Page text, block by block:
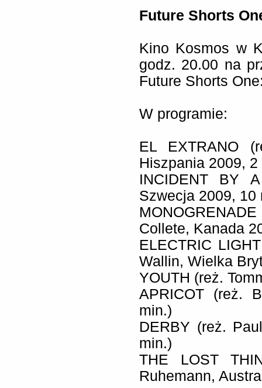
Future Shorts
Kino Kosmos w
godz. 20.00 na
Future Shorts
W programie:
EL EXTRANO
Hiszpania 2009, 2
INCIDENT BY
Szwecja 2009, 10
Collete, Kanada
ELECTRIC
Wallin, Wielka
YOUTH (reż.
APRICOT (reż.
min.)
DERBY (reż.
min.)
THE LOST
Ruhemann,